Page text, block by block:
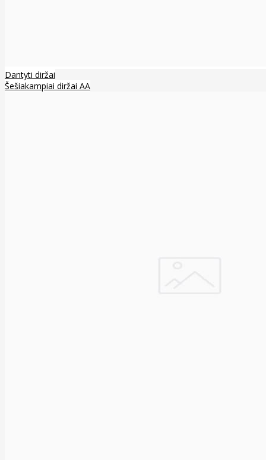
Dantyti diržai
Šešiakampiai diržai AA